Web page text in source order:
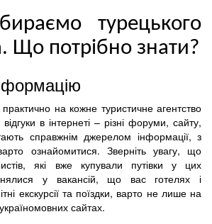
турецького
Що потрібно знати?
на кожне туристичне агентство
в інтернеті – різні форуми, сайту,
справжнім джерелом інформації, з
ознайомитися. Зверніть увагу, що
які вже купували путівки у цих
у вакансій, що вас готелях і
екскурсії та поїздки, варто не лише на
сайтах.